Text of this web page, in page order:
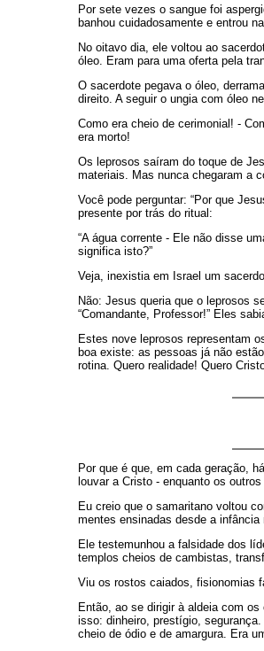
Por sete vezes o sangue foi
banhou cuidadosamente e entrou
No oitavo dia, ele voltou ao
óleo. Eram para uma oferta pela
O sacerdote pegava o óleo,
direito. A seguir o ungia com óleo
Como era cheio de cerimonial! -
era morto!
Os leprosos saíram do toque de
materiais. Mas nunca chegaram a
Você pode perguntar: “Por que
presente por trás do ritual:
“A água corrente - Ele não disse
significa isto?”
Veja, inexistia em Israel um
Não: Jesus queria que o leprosos
“Comandante, Professor!” Eles
Estes nove leprosos representam
boa existe: as pessoas já não
rotina. Quero realidade! Quero
Por que é que, em cada geração,
louvar a Cristo - enquanto os
Eu creio que o samaritano voltou
mentes ensinadas desde a
Ele testemunhou a falsidade dos
templos cheios de cambistas,
Viu os rostos caiados, fisionomias
Então, ao se dirigir à aldeia com
isso: dinheiro, prestígio,
cheio de ódio e de amargura. Era